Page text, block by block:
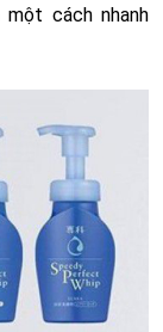
cách nhanh